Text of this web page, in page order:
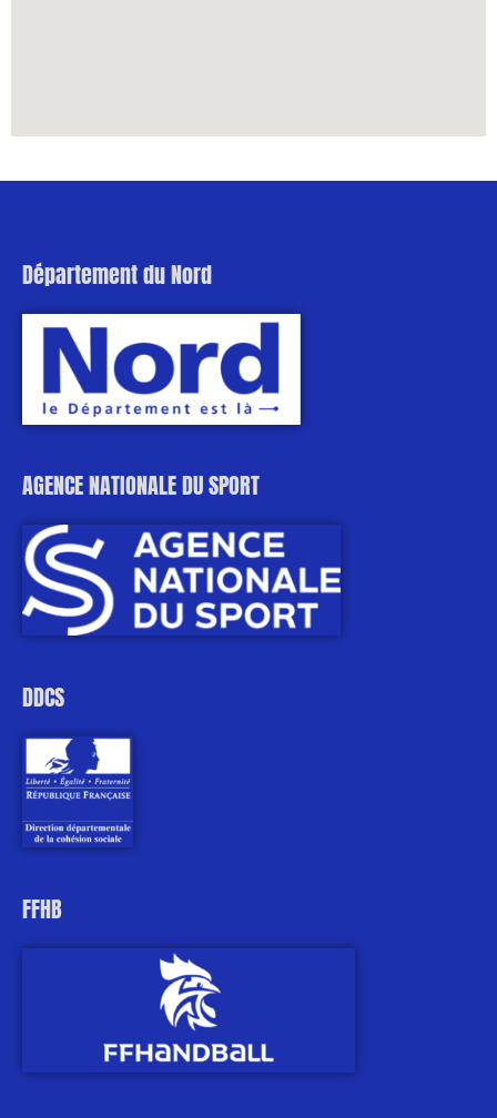
Département du Nord
AGENCE NATIONALE DU SPORT
DDCS
FFHB